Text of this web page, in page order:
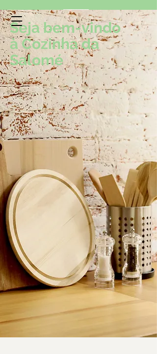
Cozinha da Salomé
Receitas da nossa Casa, para sua Casa!
Seja bem-vindo
à Cozinha da
Salomé